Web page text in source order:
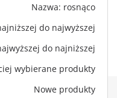
Nazwa: rosnąco
do najwyższej
do najniższej
wybierane produkty
Nowe produkty